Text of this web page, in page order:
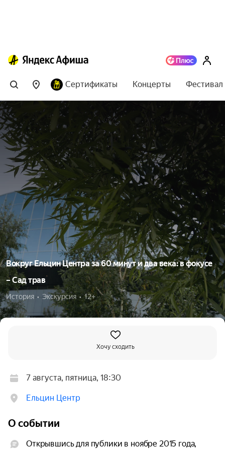
Сертификаты Концерты
Вокруг Ельцин Центра за 60 минут и два века: в фокусе
– Сад трав
История  •  Экскурсия  •  12+
Хочу сходить
7 августа, пятница, 18:30
Ельцин Центр
О событии
Открывшись для публики в ноябре 2015 года,